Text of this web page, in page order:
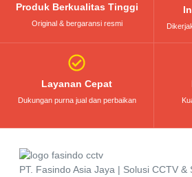
Produk Berkualitas Tinggi
Original & bergaransi resmi
Layanan Cepat
Dukungan purna jual dan perbaikan
PT. Fasindo Asia Jaya | Solusi CCTV &